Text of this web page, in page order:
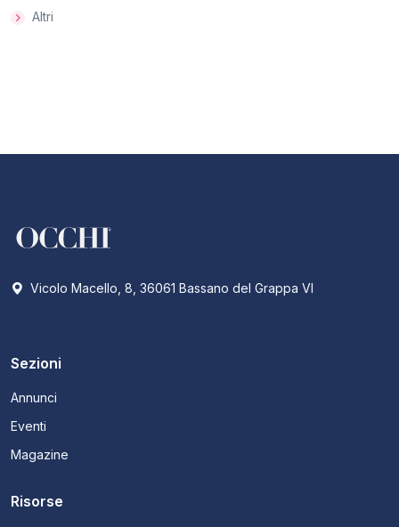
Altri
Vicolo Macello, 8, 36061 Bassano del Grappa VI
Sezioni
Annunci
Eventi
Magazine
Risorse